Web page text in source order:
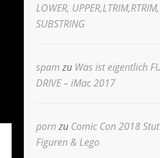
LOWER, UPPER,LTRIM,RTRIM,
SUBSTRING
spam zu Was ist eigentlich
DRIVE – iMac 2017
pornzu Comic Con 2018
Figuren & Lego